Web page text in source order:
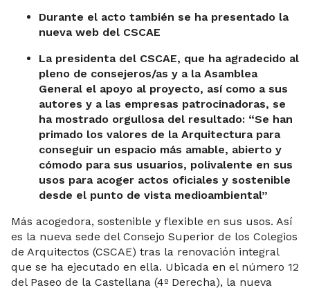
Durante el acto también se ha presentado la
nueva web del CSCAE
La presidenta del CSCAE, que ha agradecido al
pleno de consejeros/as y a la Asamblea
General el apoyo al proyecto, así como a sus
autores y a las empresas patrocinadoras, se
ha mostrado orgullosa del resultado: “Se han
primado los valores de la Arquitectura para
conseguir un espacio más amable, abierto y
cómodo para sus usuarios, polivalente en sus
usos para acoger actos oficiales y sostenible
desde el punto de vista medioambiental”
Más acogedora, sostenible y flexible en sus usos. Así
es la nueva sede del Consejo Superior de los Colegios
de Arquitectos (CSCAE) tras la renovación integral
que se ha ejecutado en ella. Ubicada en el número 12
del Paseo de la Castellana (4º Derecha), la nueva